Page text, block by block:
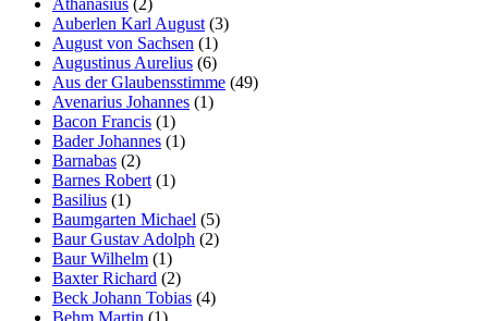
Auberlen Karl August (3)
August von Sachsen (1)
Augustinus Aurelius (6)
Aus der Glaubensstimme (49)
Avenarius Johannes (1)
Bacon Francis (1)
Bader Johannes (1)
Barnabas (2)
Barnes Robert (1)
Basilius (1)
Baumgarten Michael (5)
Baur Gustav Adolph (2)
Baur Wilhelm (1)
Baxter Richard (2)
Beck Johann Tobias (4)
Behm Martin (1)